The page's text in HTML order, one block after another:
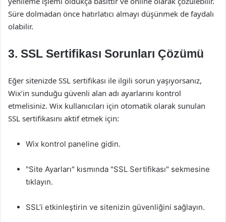
Süre dolmadan önce hatırlatıcı almayı düşünmek de faydalı
olabilir.
3. SSL Sertifikası Sorunları Çözümü
Eğer sitenizde SSL sertifikası ile ilgili sorun yaşıyorsanız,
Wix’in sunduğu güvenli alan adı ayarlarını kontrol
etmelisiniz. Wix kullanıcıları için otomatik olarak sunulan
SSL sertifikasını aktif etmek için:
Wix kontrol paneline gidin.
"Site Ayarları" kısmında "SSL Sertifikası" sekmesine
tıklayın.
SSL’i etkinleştirin ve sitenizin güvenliğini sağlayın.